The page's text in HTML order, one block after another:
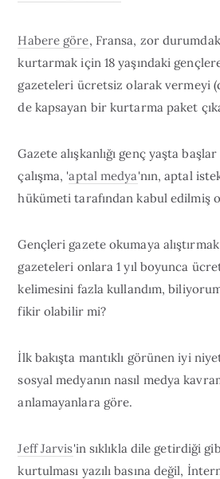
Habere göre, Fransa, zor
kurtarmak için 18 yaşındaki
gazeteleri ücretsiz olarak vermeyi
de kapsayan bir kurtarma paket
Gazete alışkanlığı genç yaşta başlar
çalışma, 'aptal medya'nın, aptal
hükümeti tarafından kabul edilmiş
Gençleri gazete okumaya
gazeteleri onlara 1 yıl boyunca
kelimesini fazla kullandım,
fikir olabilir mi?
İlk bakışta mantıklı görünen iyi
sosyal medyanın nasıl medya
anlamayanlara göre.
Jeff Jarvis'in sıklıkla dile getirdiği
kurtulması yazılı basına değil,